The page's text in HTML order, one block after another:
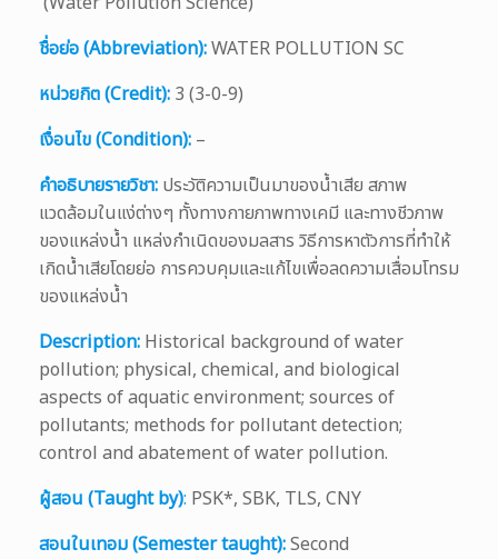
ชื่อย่อ (Abbreviation):WATER POLLUTION SC
หน่วยกิต (Credit): 3 (3-0-9)
เงื่อนไข (Condition): –
คำอธิบายรายวิชา: ประวัติความเป็นมาของน้ำเสีย สภาพ
แวดล้อมในแง่ต่างๆ ทั้งทางกายภาพทางเคมี และทางชีวภาพ
ของแหล่งน้ำ แหล่งกำเนิดของมลสาร วิธีการหาตัวการที่ทำให้
เกิดน้ำเสียโดยย่อ การควบคุมและแก้ไขเพื่อลดความเสื่อมโทรม
ของแหล่งน้ำ
Description: Historical background of water
pollution; physical, chemical, and biological
aspects of aquatic environment; sources of
pollutants; methods for pollutant detection;
control and abatement of water pollution.
ผู้สอน (Taught by): PSK*, SBK, TLS, CNY
สอนในเทอม (Semester taught):Second